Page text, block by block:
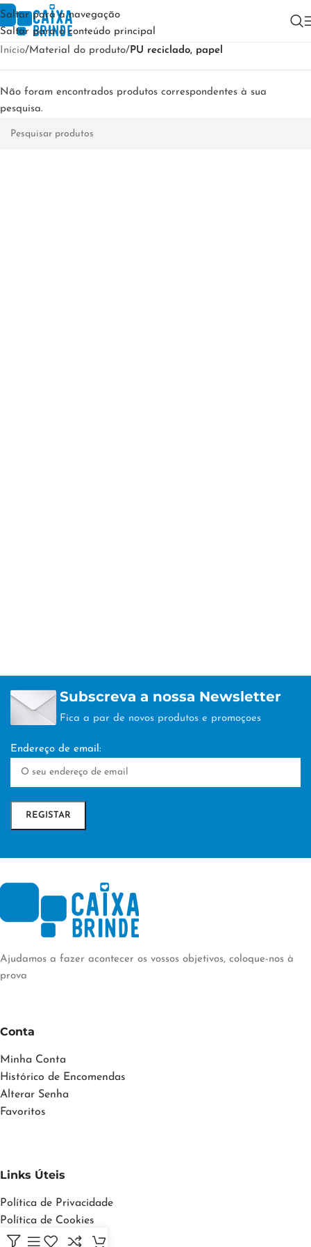
Saltar para a navegação
Saltar para o conteúdo principal
Início/Material do produto/PU reciclado, papel
Não foram encontrados produtos correspondentes à sua
pesquisa.
Subscreva a nossa Newsletter
Fica a par de novos produtos e promoçoes
Endereço de email:
Ajudamos a fazer acontecer os vossos objetivos, coloque-nos à
prova
Conta
Minha Conta
Histórico de Encomendas
Alterar Senha
Favoritos
Links Úteis
Política de Privacidade
Política de Cookies
Termos e Condições